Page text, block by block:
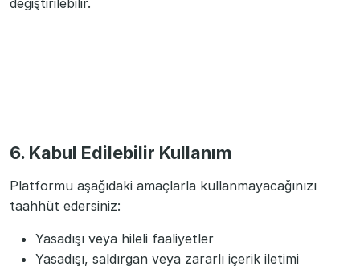
değiştirilebilir.
6. Kabul Edilebilir Kullanım
Platformu aşağıdaki amaçlarla kullanmayacağınızı
taahhüt edersiniz:
Yasadışı veya hileli faaliyetler
Yasadışı, saldırgan veya zararlı içerik iletimi